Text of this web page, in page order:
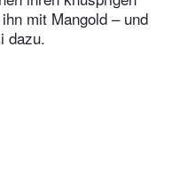
mit Mangold – und
dazu.